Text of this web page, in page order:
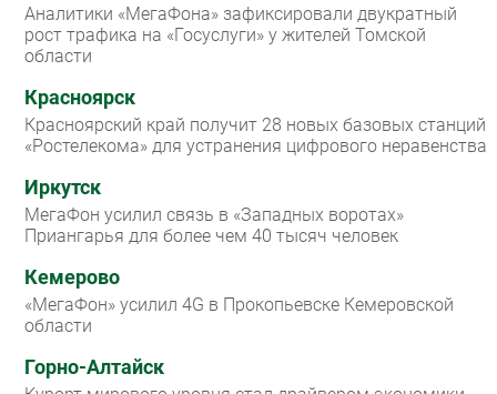
Аналитики «МегаФона» зафиксировали двукратный
рост трафика на «Госуслуги» у жителей Томской
области
Красноярск
Красноярский край получит 28 новых базовых станций
«Ростелекома» для устранения цифрового неравенства
Иркутск
МегаФон усилил связь в «Западных воротах»
Приангарья для более чем 40 тысяч человек
Кемерово
«МегаФон» усилил 4G в Прокопьевске Кемеровской
области
Горно-Алтайск